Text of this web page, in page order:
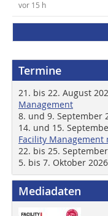
vor 15 h
Termine
21. bis 22. August
Management
8. und 9. September
14. und 15.
Facility Management
22. bis 25.
5. bis 7. Oktober 2026
Mediadaten